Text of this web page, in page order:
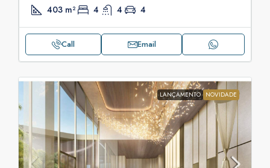
403 m² 4 4 4
Call Email
LANÇAMENTO NOVIDADE